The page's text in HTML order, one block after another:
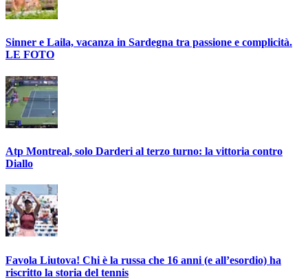
Sinner e Laila, vacanza in Sardegna tra passione e complicità.
LE FOTO
Atp Montreal, solo Darderi al terzo turno: la vittoria contro
Diallo
Favola Liutova! Chi è la russa che 16 anni (e all’esordio) ha
riscritto la storia del tennis